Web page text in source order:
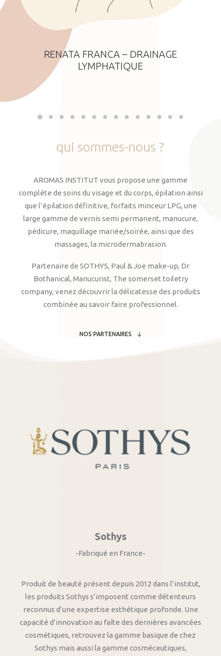
RENATA FRANCA – DRAINAGE
LYMPHATIQUE
qui sommes-nous ?
AROMAS INSTITUT vous propose une gamme
complète de soins du visage et du corps, épilation ainsi
que l’épilation définitive, forfaits minceur LPG, une
large gamme de vernis semi permanent, manucure,
pédicure, maquillage mariée/soirée, ainsi que des
massages, la microdermabrasion.
Partenaire de SOTHYS, Paul & Joe make-up, Dr
Bothanical, Manucurist, The somerset toiletry
company, venez découvrir la délicatesse des produits
combinée au savoir faire professionnel.
NOS PARTENAIRES
Sothys
-Fabriqué en France-
Produit de beauté présent depuis 2012 dans l’institut,
les produits Sothys s’imposent comme détenteurs
reconnus d’une expertise esthétique profonde. Une
capacité d’innovation au faîte des dernières avancées
cosmétiques, retrouvez la gamme basique de chez
Sothys mais aussi la gamme cosméceutiques,